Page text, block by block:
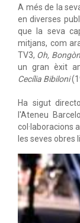
A més de la
en diverses
que la seva
mitjans, com
TV3, Oh,
un gran èxit
Cecília Bibiloni
Ha sigut
l'Ateneu
col·laboracions
les seves obres